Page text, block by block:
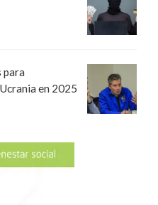
para
en 2025